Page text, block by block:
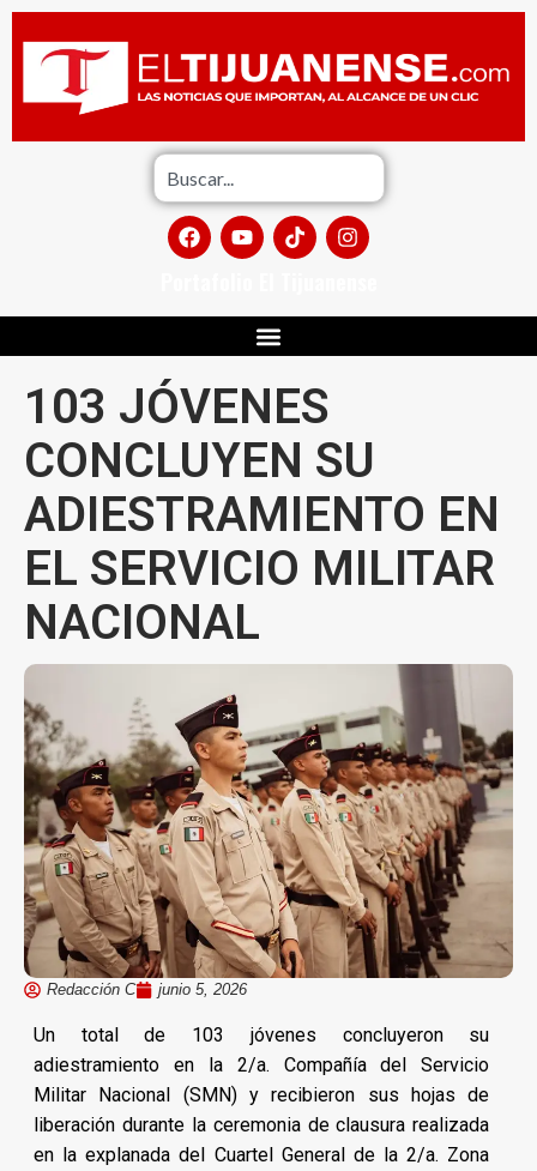
103 JÓVENES
CONCLUYEN SU
ADIESTRAMIENTO EN
EL SERVICIO MILITAR
NACIONAL
Redacción C junio 5, 2026
Un total de 103 jóvenes concluyeron su
adiestramiento en la 2/a. Compañía del Servicio
Militar Nacional (SMN) y recibieron sus hojas de
liberación durante la ceremonia de clausura realizada
en la explanada del Cuartel General de la 2/a. Zona